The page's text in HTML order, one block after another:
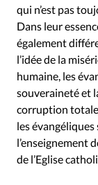
qui n’est pas
Dans leur
également
l’idée de la
humaine, les
souveraineté et
corruption totale
les
l’enseignement
de l’Eglise